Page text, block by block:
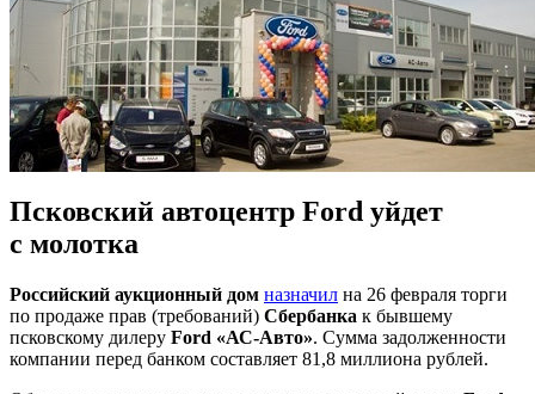
Псковский автоцентр Ford уйдет
с молотка
Российский аукционный дом назначил на 26 февраля торги
по продаже прав (требований) Сбербанка к бывшему
псковскому дилеру Ford «АС-Авто». Сумма задолженности
компании перед банком составляет 81,8 миллиона рублей.